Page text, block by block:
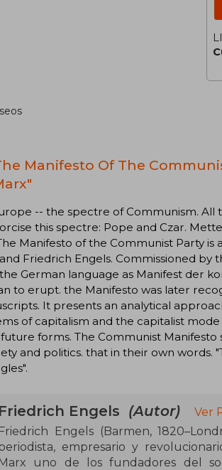
Manifesto Of The
-- the spectre of Communism.
this spectre: Pope and Czar.
Manifesto of the Communist Party
Friedrich Engels. Commissioned by
German language as Manifest der
to erupt. the Manifesto was later
It presents an analytical
of capitalism and the capitalist
forms. The Communist Manifesto
and politics. that in their own words.
Friedrich Engels (Autor)
Ver
Friedrich Engels (Barmen,
empresario y
Marx uno de los fundadores del